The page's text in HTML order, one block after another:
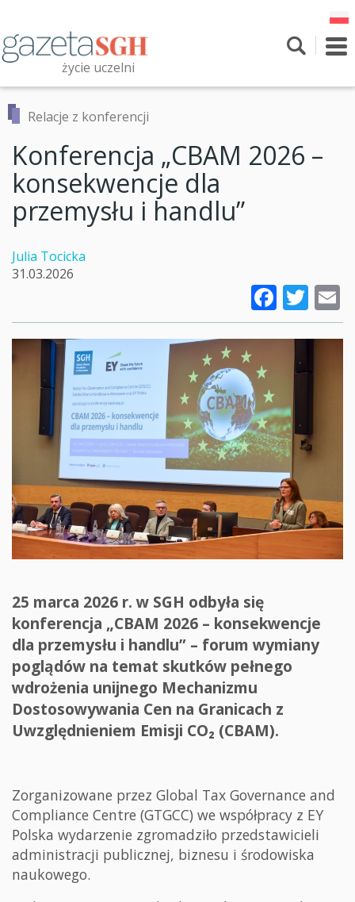
treści
życie uczelni
Przeszukaj witrynę
Relacje z konferencji
Konferencja „CBAM 2026 –
konsekwencje dla
przemysłu i handlu”
Julia Tocicka
31.03.2026
25 marca 2026 r. w SGH odbyła się
konferencja „CBAM 2026 – konsekwencje
dla przemysłu i handlu” – forum wymiany
poglądów na temat skutków pełnego
wdrożenia unijnego Mechanizmu
Dostosowywania Cen na Granicach z
Uwzględnieniem Emisji CO₂ (CBAM).
Zorganizowane przez Global Tax Governance and
Compliance Centre (GTGCC) we współpracy z EY
Polska wydarzenie zgromadziło przedstawicieli
administracji publicznej, biznesu i środowiska
naukowego.